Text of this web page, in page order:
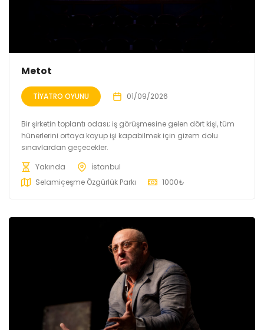
Metot
TIYATRO OYUNU 01/09/2026
Bir şirketin toplantı odası; iş görüşmesine gelen dört kişi, tüm
hünerlerini ortaya koyup işi kapabilmek için gizem dolu
sınavlardan geçecekler.
Yakında
İstanbul
Selamiçeşme Özgürlük Parkı
1000₺